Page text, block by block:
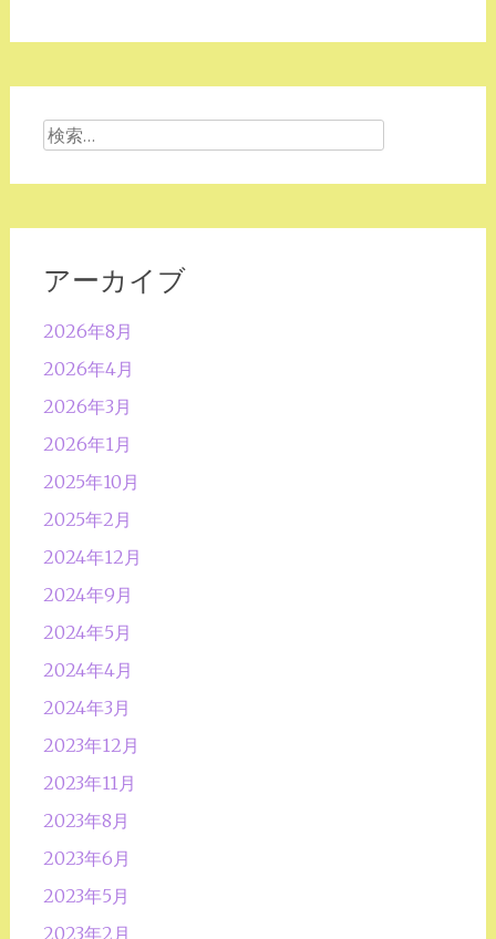
検
索:
アーカイブ
2026年8月
2026年4月
2026年3月
2026年1月
2025年10月
2025年2月
2024年12月
2024年9月
2024年5月
2024年4月
2024年3月
2023年12月
2023年11月
2023年8月
2023年6月
2023年5月
2023年2月